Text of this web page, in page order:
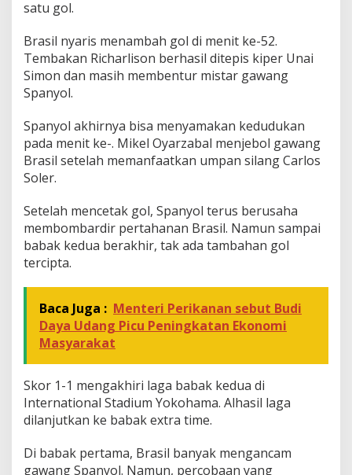
satu gol.
Brasil nyaris menambah gol di menit ke-52.
Tembakan Richarlison berhasil ditepis kiper Unai
Simon dan masih membentur mistar gawang
Spanyol.
Spanyol akhirnya bisa menyamakan kedudukan
pada menit ke-. Mikel Oyarzabal menjebol gawang
Brasil setelah memanfaatkan umpan silang Carlos
Soler.
Setelah mencetak gol, Spanyol terus berusaha
membombardir pertahanan Brasil. Namun sampai
babak kedua berakhir, tak ada tambahan gol
tercipta.
Baca Juga : Menteri Perikanan sebut Budi
Daya Udang Picu Peningkatan Ekonomi
Masyarakat
Skor 1-1 mengakhiri laga babak kedua di
International Stadium Yokohama. Alhasil laga
dilanjutkan ke babak extra time.
Di babak pertama, Brasil banyak mengancam
gawang Spanyol. Namun, percobaan yang